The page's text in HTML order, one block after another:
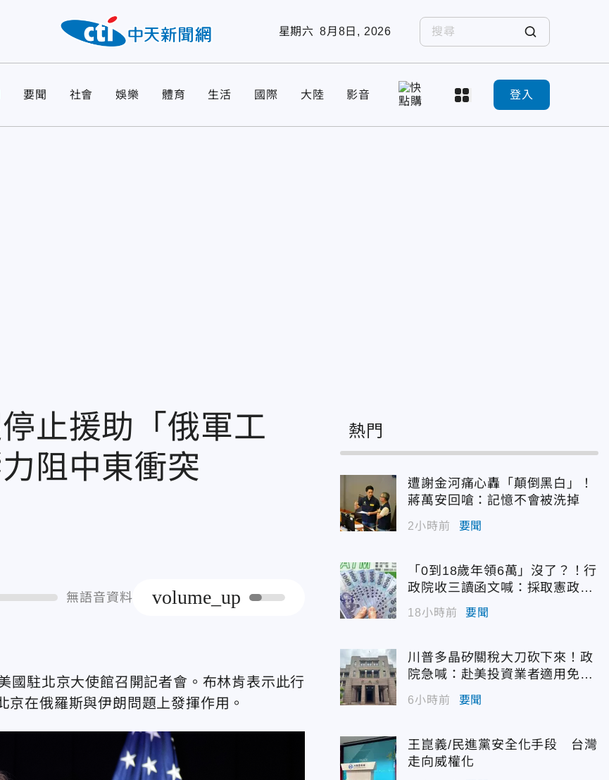
星期六 8月8日, 2026
要聞 社會 娛樂 體育 生活 國際 大陸 影音 登入
止援助「俄軍工
阻中東衝突
無語音資料 volume_up
國駐北京大使館召開記者會。布林肯表示此行
在俄羅斯與伊朗問題上發揮作用。
熱門
遭謝金河痛心轟「顛倒黑白」！
蔣萬安回嗆：記憶不會被洗掉
2小時前 要聞
「0到18歲年領6萬」沒了？！行
政院收三讀函文喊：採取憲政作
18小時前 要聞
川普多晶矽關稅大刀砍下來！政
院急喊：赴美投資業者適用免稅
配額
6小時前 要聞
王崑義/民進黨安全化手段 台灣
走向威權化